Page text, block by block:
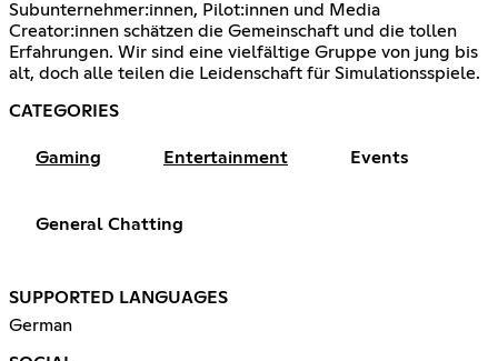
Subunternehmer:innen, Pilot:innen und Media
Creator:innen schätzen die Gemeinschaft und die tollen
Erfahrungen. Wir sind eine vielfältige Gruppe von jung bis
alt, doch alle teilen die Leidenschaft für Simulationsspiele.
CATEGORIES
Gaming Entertainment Events
General Chatting
SUPPORTED LANGUAGES
German